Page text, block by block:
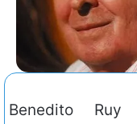
Benedito